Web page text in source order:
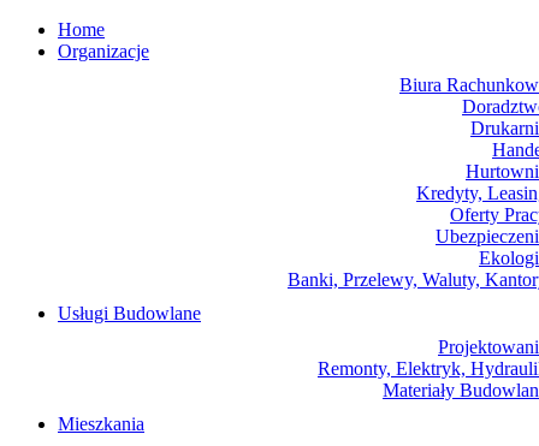
Home
Organizacje
Biura
Kredyty,
Oferty
Banki, Przelewy, Waluty,
Usługi Budowlane
Remonty, Elektryk,
Materiały
Mieszkania